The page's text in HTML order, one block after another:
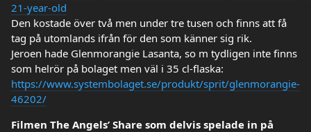
21-year-old
Den kostade över två men under tre tusen och finns att få
tag på utomlands ifrån för den som känner sig rik.
Jeroen hade Glenmorangie Lasanta, so m tydligen inte finns
som helrör på bolaget men väl i 35 cl-flaska:
https://www.systembolaget.se/produkt/sprit/glenmorangie-
46202/
Filmen The Angels’ Share som delvis spelade in på